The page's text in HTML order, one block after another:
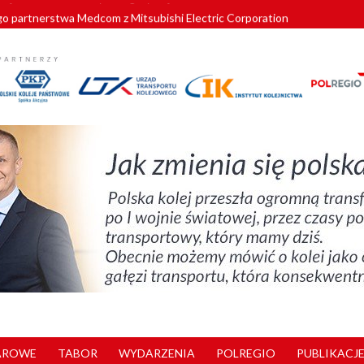
partnerstwa Medcom z Mitsubishi Electric Corporation
znów szuka dostawcy nowych EZT
kolejowych w północnej Wielkopolsce. Łatwiejsze dojazdy do pracy i
nowe standardy kategoryzacji dworców
TABOR WYDARZENIA POLREGIO